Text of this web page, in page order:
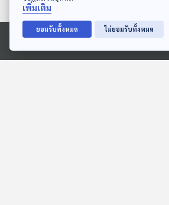
Ⓒ 2020 องค์การกระจายเสียงและแพร่ภาพสาธารณะแห่งประเทศไทย
05:33
เพิ่มเติม
ยอมรับทั้งหมด ไม่ยอมรับทั้งหมด